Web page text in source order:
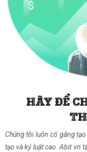
HÃY ĐỂ
Chúng tôi luôn cố gắng
tạo và kỷ luật cao. Abit.vn